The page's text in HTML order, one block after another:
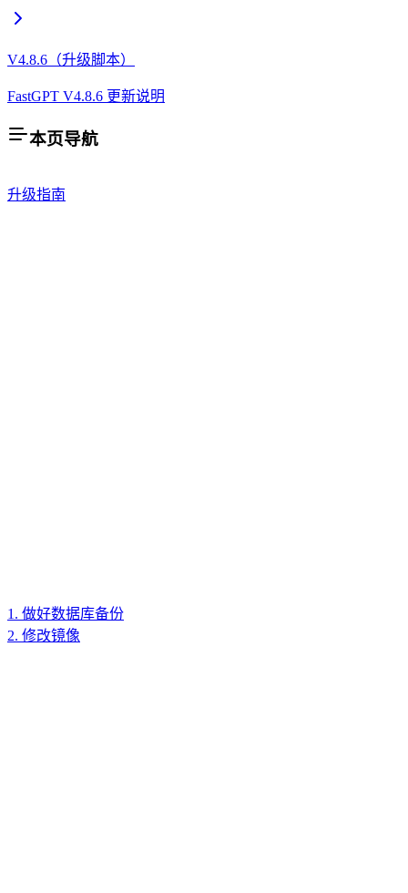
V4.8.6（升级脚本）
FastGPT V4.8.6 更新说明
本页导航
升级指南
1. 做好数据库备份
2. 修改镜像